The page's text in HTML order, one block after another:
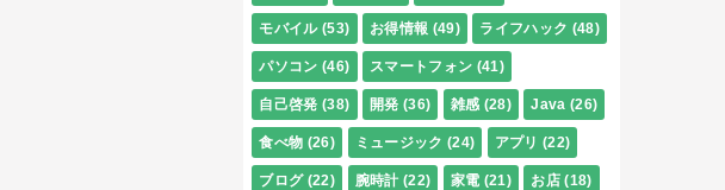
モバイル (53) お得情報 (49) ライフハック (48)
パソコン (46) スマートフォン (41)
自己啓発 (38) 開発 (36) 雑感 (28) Java (26)
食べ物 (26) ミュージック (24) アプリ (22)
ブログ (22) 腕時計 (22) 家電 (21) お店 (18)